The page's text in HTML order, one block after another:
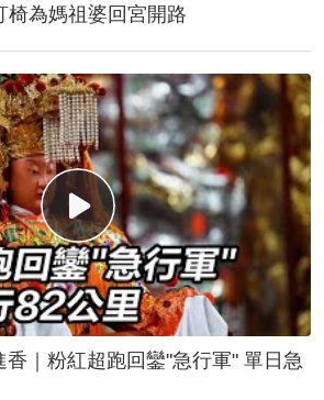
椅為媽祖婆回宮開路
粉紅超跑回鑾"急行軍" 單日急